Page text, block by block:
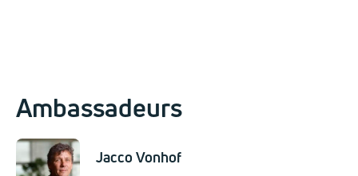
Ambassadeurs
Jacco Vonhof